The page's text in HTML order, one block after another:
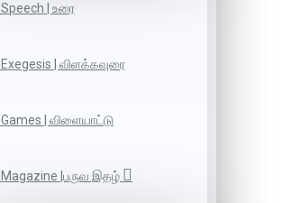
Speech | உரை
Exegesis | விளக்கவுரை
Games | விளையாட்டு
Magazine |பருவ இதழ்